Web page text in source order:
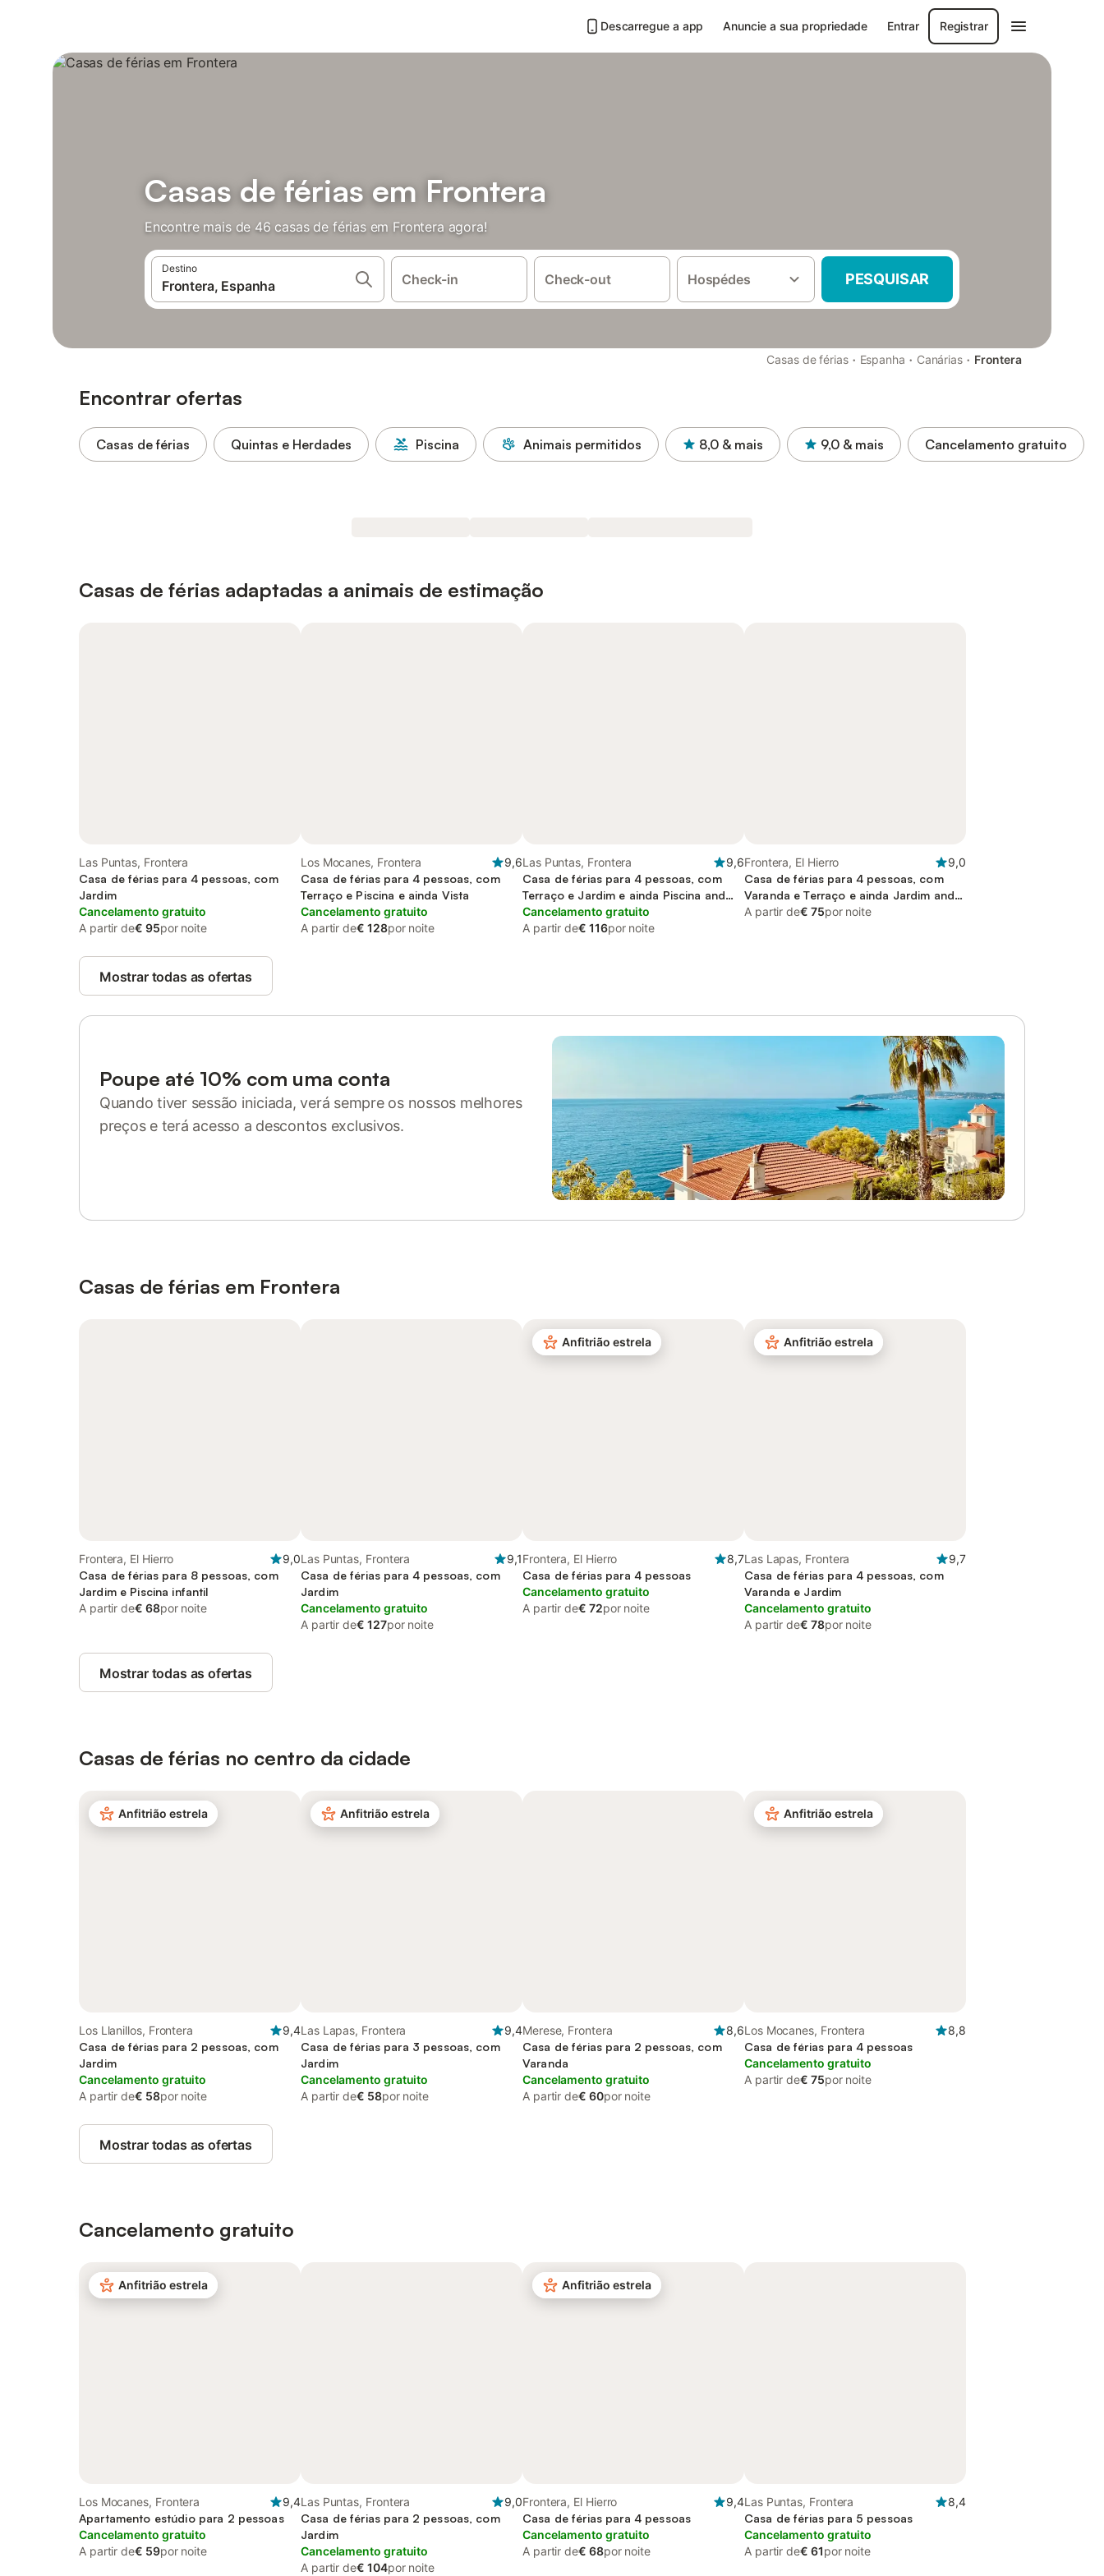
Descarregue a app Anuncie a sua propriedade Entrar Registrar
Casas de férias em Frontera
Encontre mais de 46 casas de férias em Frontera agora!
Destino
Check-in Check-out Hospédes PESQUISAR
Casas de férias · Espanha · Canárias · Frontera
Encontrar ofertas
Casas de férias Quintas e Herdades Piscina Animais permitidos 8,0 & mais 9,0 & mais Cancelamento gratuito
Casas de férias adaptadas a animais de estimação
Las Puntas, Frontera
Casa de férias para 4 pessoas, com
Jardim
Cancelamento gratuito
A partir de€ 95por noite
Los Mocanes, Frontera
9,6
Casa de férias para 4 pessoas, com
Terraço e Piscina e ainda Vista
Cancelamento gratuito
A partir de€ 128por noite
Las Puntas, Frontera
9,6
Casa de férias para 4 pessoas, com
Terraço e Jardim e ainda Piscina and
Vista
Cancelamento gratuito
A partir de€ 116por noite
Frontera, El Hierro
9,0
Casa de férias para 4 pessoas, com
Varanda e Terraço e ainda Jardim and
Piscina
A partir de€ 75por noite
Mostrar todas as ofertas
Poupe até 10% com uma conta
Quando tiver sessão iniciada, verá sempre os nossos melhores
preços e terá acesso a descontos exclusivos.
Casas de férias em Frontera
Frontera, El Hierro
9,0
Casa de férias para 8 pessoas, com
Jardim e Piscina infantil
A partir de€ 68por noite
Las Puntas, Frontera
9,1
Casa de férias para 4 pessoas, com
Jardim
Cancelamento gratuito
A partir de€ 127por noite
Anfitrião estrela
Frontera, El Hierro
8,7
Casa de férias para 4 pessoas
Cancelamento gratuito
A partir de€ 72por noite
Anfitrião estrela
Las Lapas, Frontera
9,7
Casa de férias para 4 pessoas, com
Varanda e Jardim
Cancelamento gratuito
A partir de€ 78por noite
Mostrar todas as ofertas
Casas de férias no centro da cidade
Anfitrião estrela
Los Llanillos, Frontera
9,4
Casa de férias para 2 pessoas, com
Jardim
Cancelamento gratuito
A partir de€ 58por noite
Anfitrião estrela
Las Lapas, Frontera
9,4
Casa de férias para 3 pessoas, com
Jardim
Cancelamento gratuito
A partir de€ 58por noite
Merese, Frontera
8,6
Casa de férias para 2 pessoas, com
Varanda
Cancelamento gratuito
A partir de€ 60por noite
Anfitrião estrela
Los Mocanes, Frontera
8,8
Casa de férias para 4 pessoas
Cancelamento gratuito
A partir de€ 75por noite
Mostrar todas as ofertas
Cancelamento gratuito
Anfitrião estrela
Los Mocanes, Frontera
9,4
Apartamento estúdio para 2 pessoas
Cancelamento gratuito
A partir de€ 59por noite
Las Puntas, Frontera
9,0
Casa de férias para 2 pessoas, com
Jardim
Cancelamento gratuito
A partir de€ 104por noite
Anfitrião estrela
Frontera, El Hierro
9,4
Casa de férias para 4 pessoas
Cancelamento gratuito
A partir de€ 68por noite
Las Puntas, Frontera
8,4
Casa de férias para 5 pessoas
Cancelamento gratuito
A partir de€ 61por noite